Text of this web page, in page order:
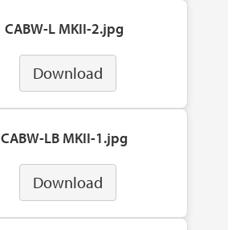
CABW-L MKII-2.jpg
Download
CABW-LB MKII-1.jpg
Download